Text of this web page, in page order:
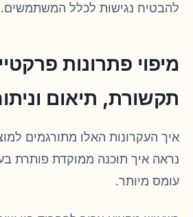
להבטיח נגישות לכלל המשתמשים.
מיפוי פתרונות
תקשורת, תיאום
איך העקרונות האלו מתורגמים
נראה איך תוכנה ממוקדת פותרת
עומס מיותר.